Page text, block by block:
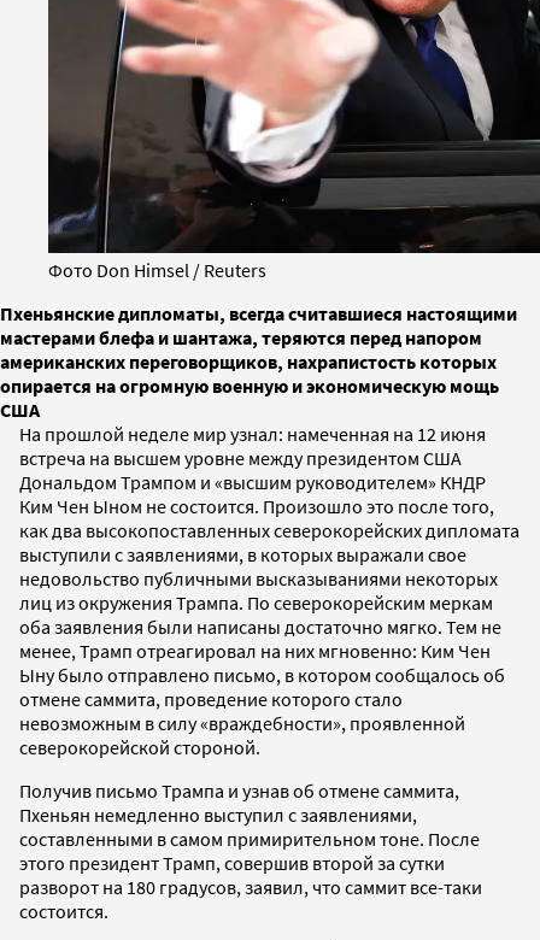
Фото Don Himsel / Reuters
Пхеньянские дипломаты, всегда считавшиеся настоящими
мастерами блефа и шантажа, теряются перед напором
американских переговорщиков, нахрапистость которых
опирается на огромную военную и экономическую мощь
США
На прошлой неделе мир узнал: намеченная на 12 июня
встреча на высшем уровне между президентом США
Дональдом Трампом и «высшим руководителем» КНДР
Ким Чен Ыном не состоится. Произошло это после того,
как два высокопоставленных северокорейских дипломата
выступили с заявлениями, в которых выражали свое
недовольство публичными высказываниями некоторых
лиц из окружения Трампа. По северокорейским меркам
оба заявления были написаны достаточно мягко. Тем не
менее, Трамп отреагировал на них мгновенно: Ким Чен
Ыну было отправлено письмо, в котором сообщалось об
отмене саммита, проведение которого стало
невозможным в силу «враждебности», проявленной
северокорейской стороной.
Получив письмо Трампа и узнав об отмене саммита,
Пхеньян немедленно выступил с заявлениями,
составленными в самом примирительном тоне. После
этого президент Трамп, совершив второй за сутки
разворот на 180 градусов, заявил, что саммит все-таки
состоится.